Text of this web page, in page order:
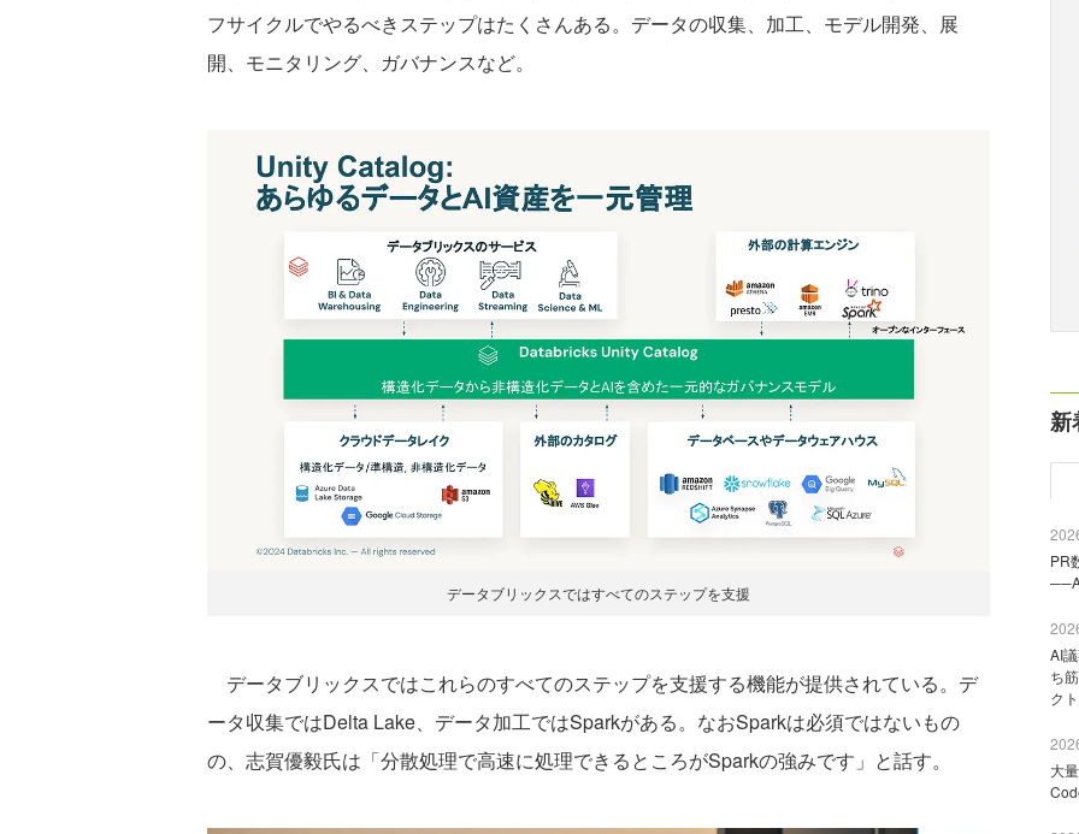
フサイクルでやるべきステップはたくさんある。データの収集、加工、モデル開発、展
開、モニタリング、ガバナンスなど。
データブリックスではすべてのステップを支援
データブリックスではこれらのすべてのステップを支援する機能が提供されている。デ
ータ収集ではDelta Lake、データ加工ではSparkがある。なおSparkは必須ではないもの
の、志賀優毅氏は「分散処理で高速に処理できるところがSparkの強みです」と話す。
新
PR
AI
ち
ク
大